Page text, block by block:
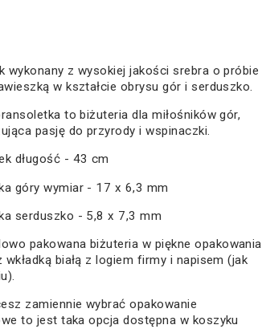
wykonany z wysokiej jakości srebra o próbie
w kształcie obrysu gór i serduszko.
to biżuteria dla miłośników gór,
pasję do przyrody i wspinaczki.
długość - 43 cm
góry wymiar - 17 x 6,3 mm
serduszko - 5,8 x 7,3 mm
pakowana biżuteria w piękne opakowania
białą z logiem firmy i napisem (jak
zamiennie wybrać opakowanie
to jest taka opcja dostępna w koszyku